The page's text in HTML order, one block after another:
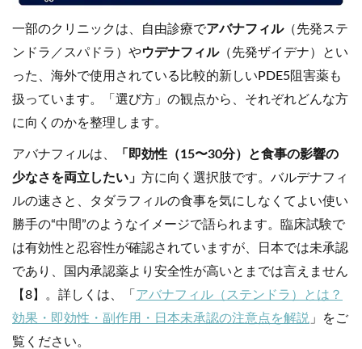
一部のクリニックは、自由診療でアバナフィル（先発ステ
ンドラ／スパドラ）やウデナフィル（先発ザイデナ）とい
った、海外で使用されている比較的新しいPDE5阻害薬も
扱っています。「選び方」の観点から、それぞれどんな方
に向くのかを整理します。
アバナフィルは、
「即効性（15〜30分）と食事の影響の
少なさを両立したい」 方に向く選択肢です。バルデナフィ
ルの速さと、タダラフィルの食事を気にしなくてよい使い
勝手の“中間”のようなイメージで語られます。臨床試験で
は有効性と忍容性が確認されていますが、日本では未承認
であり、国内承認薬より安全性が高いとまでは言えません
【8】。詳しくは、「 アバナフィル（ステンドラ）とは？
効果・即効性・副作用・日本未承認の注意点を解説 」をご
覧ください。